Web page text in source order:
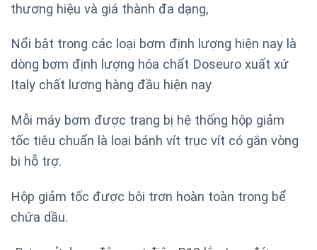
thương hiệu và giá thành đa dạng,
Nổi bật trong các loại bơm định lượng hiện nay là
dòng bơm định lượng hóa chất Doseuro xuất xứ
Italy chất lượng hàng đầu hiện nay
Mỗi máy bơm được trang bị hệ thống hộp giảm
tốc tiêu chuẩn là loại bánh vít trục vít có gắn vòng
bi hỗ trợ.
Hộp giảm tốc được bôi trơn hoàn toàn trong bể
chứa dầu.